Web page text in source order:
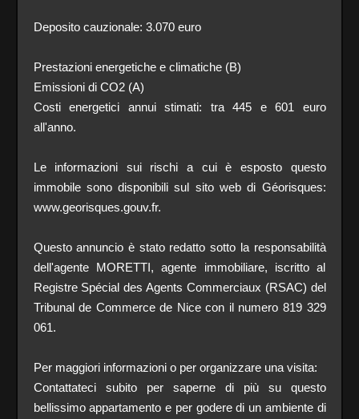
Deposito cauzionale: 3.070 euro
Prestazioni energetiche e climatiche (B)
Emissioni di CO2 (A)
Costi energetici annui stimati: tra 445 e 601 euro
all'anno.
Le informazioni sui rischi a cui è esposto questo
immobile sono disponibili sul sito web di Géorisques:
www.georisques.gouv.fr.
Questo annuncio è stato redatto sotto la responsabilità
dell'agente MORETTI, agente immobiliare, iscritto al
Registre Spécial des Agents Commerciaux (RSAC) del
Tribunal de Commerce de Nice con il numero 819 329
061.
Per maggiori informazioni o per organizzare una visita:
Contattateci subito per saperne di più su questo
bellissimo appartamento e per godere di un ambiente di